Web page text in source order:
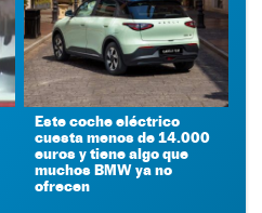
Este coche eléctrico
cuesta menos de 14.000
euros y tiene algo que
muchos BMW ya no
ofrecen